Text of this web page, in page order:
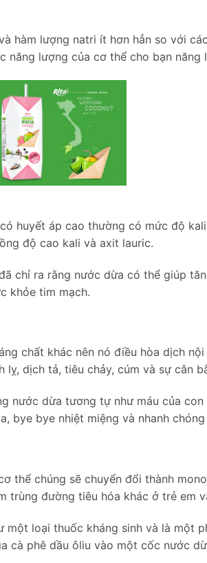
hàm lượng natri ít hơn hẳn so với
năng lượng của cơ thể cho bạn năng
huyết áp cao thường có mức độ
độ cao kali và axit lauric.
chỉ ra rằng nước dừa có thể giúp
khỏe tim mạch.
chất khác nên nó điều hòa dịch
dịch tả, tiêu chảy, cúm và sự cân
nước dừa tương tự như máu của
bye bye nhiệt miệng và nhanh
thể chúng sẽ chuyển đổi thành
trùng đường tiêu hóa khác ở trẻ em
loại thuốc kháng sinh và là một
cà phê dầu ôliu vào một cốc nước